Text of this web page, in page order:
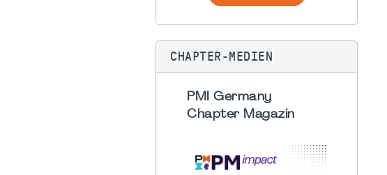
CHAPTER-MEDIEN
PMI Germany
Chapter Magazin